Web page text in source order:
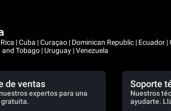
| Cuba | Curaçao | Dominican Republic |
Tobago | Uruguay | Venezuela
de ventas
expertos para una
Soporte
Nuestros
ayudarte.